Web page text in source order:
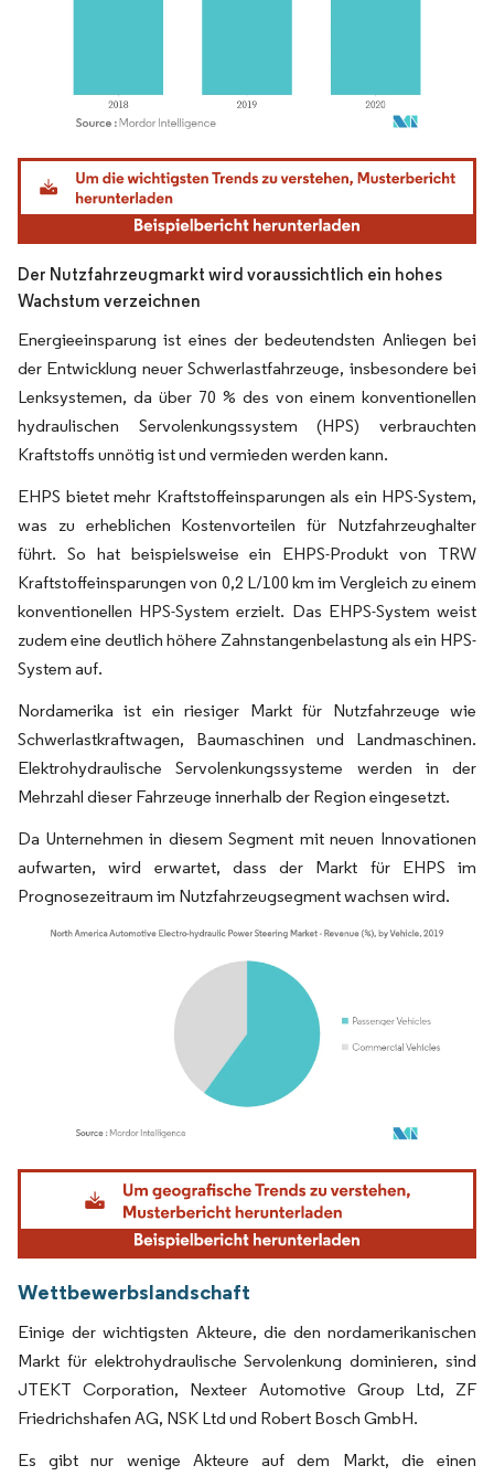
Bild © Mordor Intelligence. Wiederverwendung erfordert Namensnennung gemäß
Der Nutzfahrzeugmarkt wird voraussichtlich ein hohes
Wachstum verzeichnen
Energieeinsparung ist eines der bedeutendsten Anliegen bei
der Entwicklung neuer Schwerlastfahrzeuge, insbesondere bei
Lenksystemen, da über 70 % des von einem konventionellen
hydraulischen Servolenkungssystem (HPS) verbrauchten
Kraftstoffs unnötig ist und vermieden werden kann.
EHPS bietet mehr Kraftstoffeinsparungen als ein HPS-System,
was zu erheblichen Kostenvorteilen für Nutzfahrzeughalter
führt. So hat beispielsweise ein EHPS-Produkt von TRW
Kraftstoffeinsparungen von 0,2 L/100 km im Vergleich zu einem
konventionellen HPS-System erzielt. Das EHPS-System weist
zudem eine deutlich höhere Zahnstangenbelastung als ein HPS-
System auf.
Nordamerika ist ein riesiger Markt für Nutzfahrzeuge wie
Schwerlastkraftwagen, Baumaschinen und Landmaschinen.
Elektrohydraulische Servolenkungssysteme werden in der
Mehrzahl dieser Fahrzeuge innerhalb der Region eingesetzt.
Da Unternehmen in diesem Segment mit neuen Innovationen
aufwarten, wird erwartet, dass der Markt für EHPS im
Prognosezeitraum im Nutzfahrzeugsegment wachsen wird.
Bild © Mordor Intelligence. Wiederverwendung erfordert Namensnennung gemäß
Wettbewerbslandschaft
Einige der wichtigsten Akteure, die den nordamerikanischen
Markt für elektrohydraulische Servolenkung dominieren, sind
JTEKT Corporation, Nexteer Automotive Group Ltd, ZF
Friedrichshafen AG, NSK Ltd und Robert Bosch GmbH.
Es gibt nur wenige Akteure auf dem Markt, die einen